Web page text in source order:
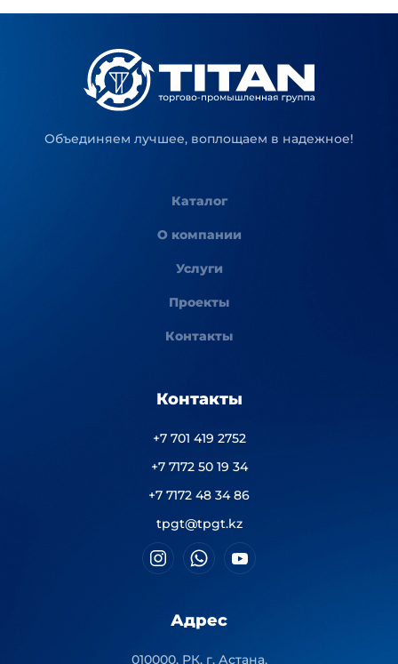
Объединяем лучшее, воплощаем в надежное!
Каталог
О компании
Услуги
Проекты
Контакты
Контакты
+7 701 419 2752
+7 7172 50 19 34
+7 7172 48 34 86
tpgt@tpgt.kz
Адрес
010000, РК, г. Астана,